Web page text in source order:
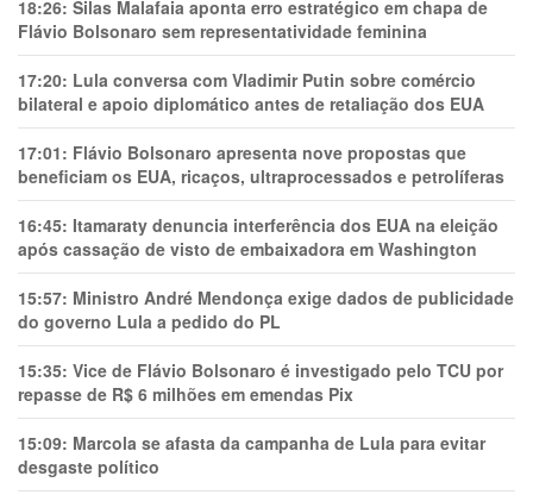
18:26: Silas Malafaia aponta erro estratégico em chapa de
Flávio Bolsonaro sem representatividade feminina
17:20: Lula conversa com Vladimir Putin sobre comércio
bilateral e apoio diplomático antes de retaliação dos EUA
17:01: Flávio Bolsonaro apresenta nove propostas que
beneficiam os EUA, ricaços, ultraprocessados e petrolíferas
16:45: Itamaraty denuncia interferência dos EUA na eleição
após cassação de visto de embaixadora em Washington
15:57: Ministro André Mendonça exige dados de publicidade
do governo Lula a pedido do PL
15:35: Vice de Flávio Bolsonaro é investigado pelo TCU por
repasse de R$ 6 milhões em emendas Pix
15:09: Marcola se afasta da campanha de Lula para evitar
desgaste político